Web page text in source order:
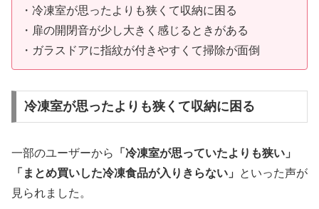
・冷凍室が思ったよりも狭くて収納に困る
・扉の開閉音が少し大きく感じるときがある
・ガラスドアに指紋が付きやすくて掃除が面倒
冷凍室が思ったよりも狭くて収納に困る
一部のユーザーから
「冷凍室が思っていたよりも狭い」
「まとめ買いした冷凍食品が入りきらない」
といった声が
見られました。